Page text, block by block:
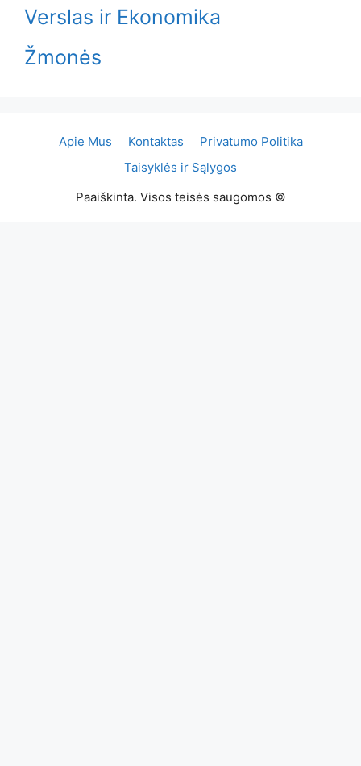
Verslas ir Ekonomika
Žmonės
Apie Mus Kontaktas
Privatumo Politika
Taisyklės ir Sąlygos
Paaiškinta. Visos teisės saugomos ©